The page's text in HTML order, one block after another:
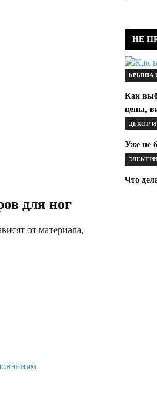
для ног
от материала,
НЕ
КРЫША
Как
цены,
ДЕКОР
Уже не
Что